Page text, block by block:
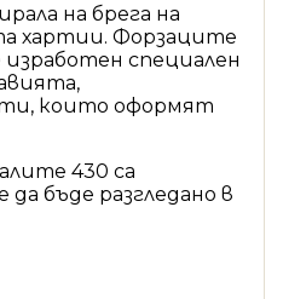
на брега на
хартии. Форзаците
специален
които оформят
430 са
бъде разгледано в